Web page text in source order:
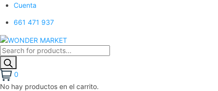
Cuenta
661 471 937
0
No hay productos en el carrito.